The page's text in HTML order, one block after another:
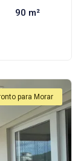
90 m²
para Morar